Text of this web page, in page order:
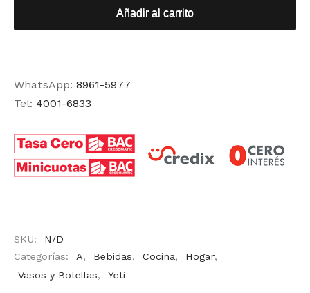
Añadir al carrito
WhatsApp: 8961-5977
Tel: 4001-6833
SKU:
N/D
Categorías:
A, Bebidas, Cocina, Hogar,
Vasos y Botellas, Yeti